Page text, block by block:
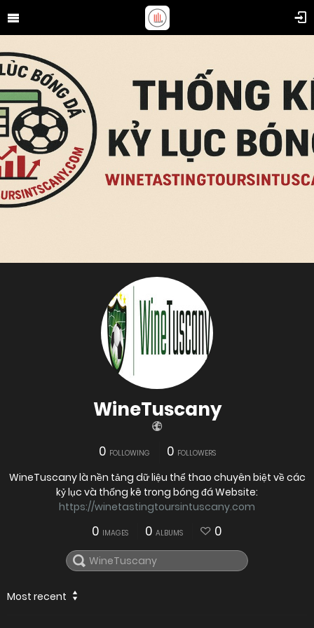
WineTuscany
0 FOLLOWING 0 FOLLOWERS
WineTuscany là nền tảng dữ liệu thể thao chuyên biệt về các
kỷ lục và thống kê trong bóng đá Website:
https://winetastingtoursintuscany.com
0 IMAGES 0 ALBUMS 0
Most recent